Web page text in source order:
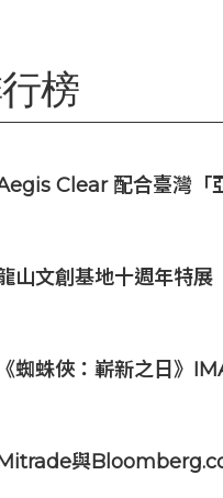
榜
Clear 配合臺灣「
山文創基地十週年特展
《蜘蛛俠：嶄新之日》
與